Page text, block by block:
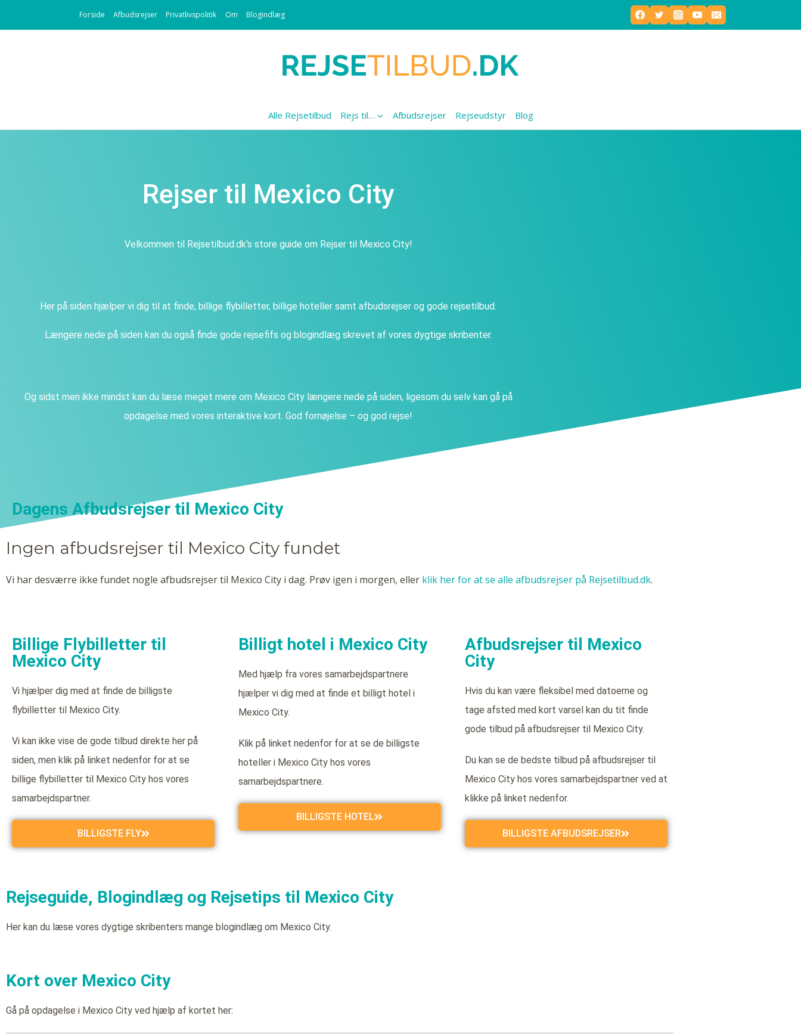
Forside Afbudsrejser Privatlivspolitik Om Blogindlæg
Alle Rejsetilbud Rejs til… Afbudsrejser Rejseudstyr Blog
Rejser til Mexico City
Velkommen til Rejsetilbud.dk’s store guide om Rejser til Mexico City!
Her på siden hjælper vi dig til at finde, billige flybilletter, billige hoteller samt afbudsrejser og gode rejsetilbud.
Længere nede på siden kan du også finde gode rejsefifs og blogindlæg skrevet af vores dygtige skribenter.
Og sidst men ikke mindst kan du læse meget mere om Mexico City længere nede på siden, ligesom du selv kan gå på
opdagelse med vores interaktive kort. God fornøjelse – og god rejse!
Dagens Afbudsrejser til Mexico City
Ingen afbudsrejser til Mexico City fundet
Vi har desværre ikke fundet nogle afbudsrejser til Mexico City i dag. Prøv igen i morgen, eller klik her for at se alle afbudsrejser på Rejsetilbud.dk.
Billige Flybilletter til
Mexico City
Vi hjælper dig med at finde de billigste
flybilletter til Mexico City.
Vi kan ikke vise de gode tilbud direkte her på
siden, men klik på linket nedenfor for at se
billige flybilletter til Mexico City hos vores
samarbejdspartner.
BILLIGSTE FLY
Billigt hotel i Mexico City
Med hjælp fra vores samarbejdspartnere
hjælper vi dig med at finde et billigt hotel i
Mexico City.
Klik på linket nedenfor for at se de billigste
hoteller i Mexico City hos vores
samarbejdspartnere.
BILLIGSTE HOTEL
Afbudsrejser til Mexico
City
Hvis du kan være fleksibel med datoerne og
tage afsted med kort varsel kan du tit finde
gode tilbud på afbudsrejser til Mexico City.
Du kan se de bedste tilbud på afbudsrejser til
Mexico City hos vores samarbejdspartner ved at
klikke på linket nedenfor.
BILLIGSTE AFBUDSREJSER
Rejseguide, Blogindlæg og Rejsetips til Mexico City
Her kan du læse vores dygtige skribenters mange blogindlæg om Mexico City.
Kort over Mexico City
Gå på opdagelse i Mexico City ved hjælp af kortet her: